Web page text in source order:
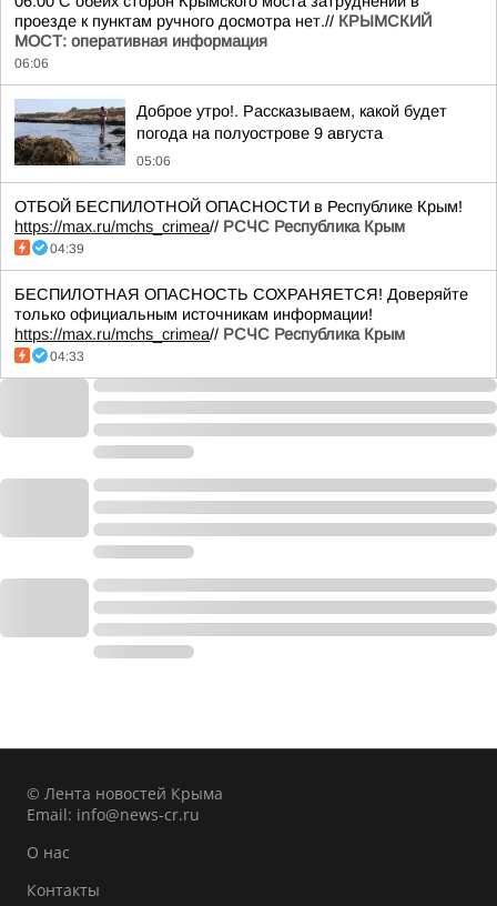
проезде к пунктам ручного досмотра нет.// КРЫМСКИЙ
МОСТ: оперативная информация
06:06
Доброе утро!. Рассказываем, какой будет
погода на полуострове 9 августа
05:06
ОТБОЙ БЕСПИЛОТНОЙ ОПАСНОСТИ в Республике Крым!
https://max.ru/mchs_crimea// РСЧС Республика Крым
04:39
БЕСПИЛОТНАЯ ОПАСНОСТЬ СОХРАНЯЕТСЯ! Доверяйте
только официальным источникам информации!
https://max.ru/mchs_crimea// РСЧС Республика Крым
04:33
© Лента новостей Крыма
Email: info@news-cr.ru
О нас
Контакты